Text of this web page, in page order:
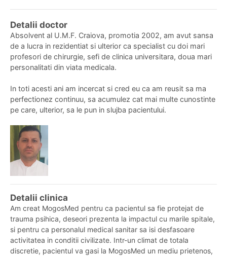
Detalii doctor
Absolvent al U.M.F. Craiova, promotia 2002, am avut sansa
de a lucra in rezidentiat si ulterior ca specialist cu doi mari
profesori de chirurgie, sefi de clinica universitara, doua mari
personalitati din viata medicala.
In toti acesti ani am incercat si cred eu ca am reusit sa ma
perfectionez continuu, sa acumulez cat mai multe cunostinte
pe care, ulterior, sa le pun in slujba pacientului.
Detalii clinica
Am creat MogosMed pentru ca pacientul sa fie protejat de
trauma psihica, deseori prezenta la impactul cu marile spitale,
si pentru ca personalul medical sanitar sa isi desfasoare
activitatea in conditii civilizate. Intr-un climat de totala
discretie, pacientul va gasi la MogosMed un mediu prietenos,